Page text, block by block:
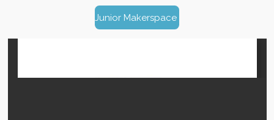
Junior Makerspace